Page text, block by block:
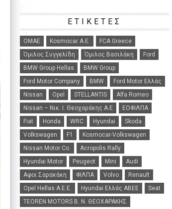
ΕΤΙΚΈΤΕΣ
ΟΜΑΕ Kosmocar Α.Ε.
FCA Greece
Όμιλος Συγγελίδη
Όμιλος Βασιλάκη
Ford
BMW Group Hellas
BMW Group
Ford Motor Company
BMW
Ford Motor Ελλάς
Nissan
Opel STELLANTIS
Alfa Romeo
Nissan – Νικ. Ι. Θεοχαράκης Α.Ε
ΕΟΦΙΛΠΑ
Fiat
Honda WRC Hyundai
Skoda
Volkswagen
F1
Kosmocar-Volkswagen
Nissan Motor Co.
Acropolis Rally
Hyundai Motor
Peugeot Mini
Audi
Αφοι Σαρακάκη
ΦΙΛΠΑ Volvo
Renault
Opel Hellas A.E.E.
Hyundai Ελλάς ΑΒΕΕ
Seat
TEOREN MOTORS B. N. ΘΕΟΧΑΡΑΚΗΣ